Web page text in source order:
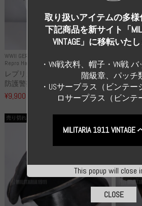
WWII GERMANY
Repro Hat and Cap Police and other
レプリカ ドイツ秩序警察 都市
防護警察 クラッシュキャップ...
¥9,900
レプリ
製 国
リ...
¥55,000
売り切れ
This popup will close
取り扱いアイテムの多様
下記商品を新サイト「
VINTAGE」に移転いた
・VN戦衣料、帽子・VN戦
階級章、パッチ
・USサーブラス（ビンテ
ロサープラス（ビンテ
MILITARIA 1911
CLOSE